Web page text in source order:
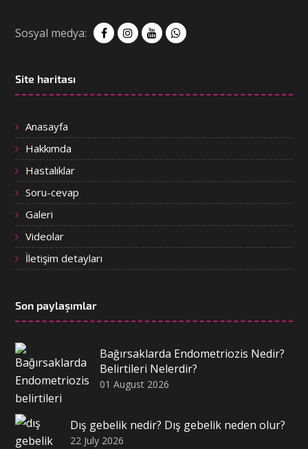
Sosyal medya:
Site haritası
Anasayfa
Hakkımda
Hastalıklar
Soru-cevap
Galeri
Videolar
İletişim detayları
Son paylaşımlar
Bağırsaklarda Endometriozis Nedir?
Belirtileri Nelerdir?
01 August 2026
Dış gebelik nedir? Dış gebelik neden olur?
22 July 2026